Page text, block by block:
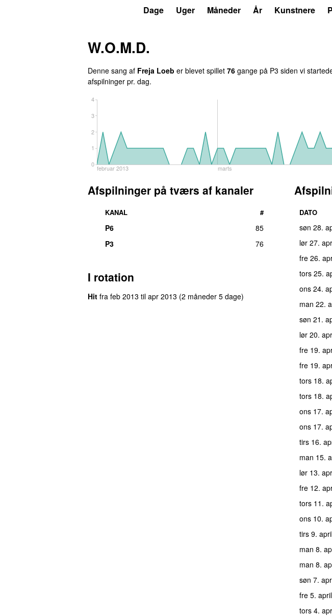
Dage Uger Måneder År Kunstnere
W.O.M.D.
Denne sang af Freja Loeb er blevet spillet 76 gange på P3 siden vi
afspilninger pr. dag.
februar 2013 marts
0
1
2
3
4
Afspilninger på tværs af kanaler
KANAL #
P6
85
P3
76
I rotation
Hit fra feb 2013 til apr 2013 (2 måneder 5 dage)
DATO
søn 28.
lør 27.
fre 26.
tors 25.
ons 24.
man 22.
søn 21.
lør 20.
fre 19.
fre 19.
tors 18.
tors 18.
ons 17.
ons 17.
tirs 16.
man 15.
lør 13.
fre 12.
tors 11.
ons 10.
tirs 9.
man 8.
man 8.
søn 7.
fre 5.
tors 4.